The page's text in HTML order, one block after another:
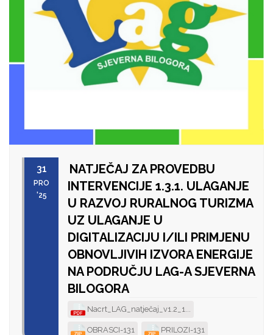
31
PRO
'25
NATJEČAJ ZA PROVEDBU
INTERVENCIJE 1.3.1. ULAGANJE
U RAZVOJ RURALNOG TURIZMA
UZ ULAGANJE U
DIGITALIZACIJU I/ILI PRIMJENU
OBNOVLJIVIH IZVORA ENERGIJE
NA PODRUČJU LAG-A SJEVERNA
BILOGORA
Nacrt_LAG_natječaj_v1.2_1...
OBRASCI-131 PRILOZI-131